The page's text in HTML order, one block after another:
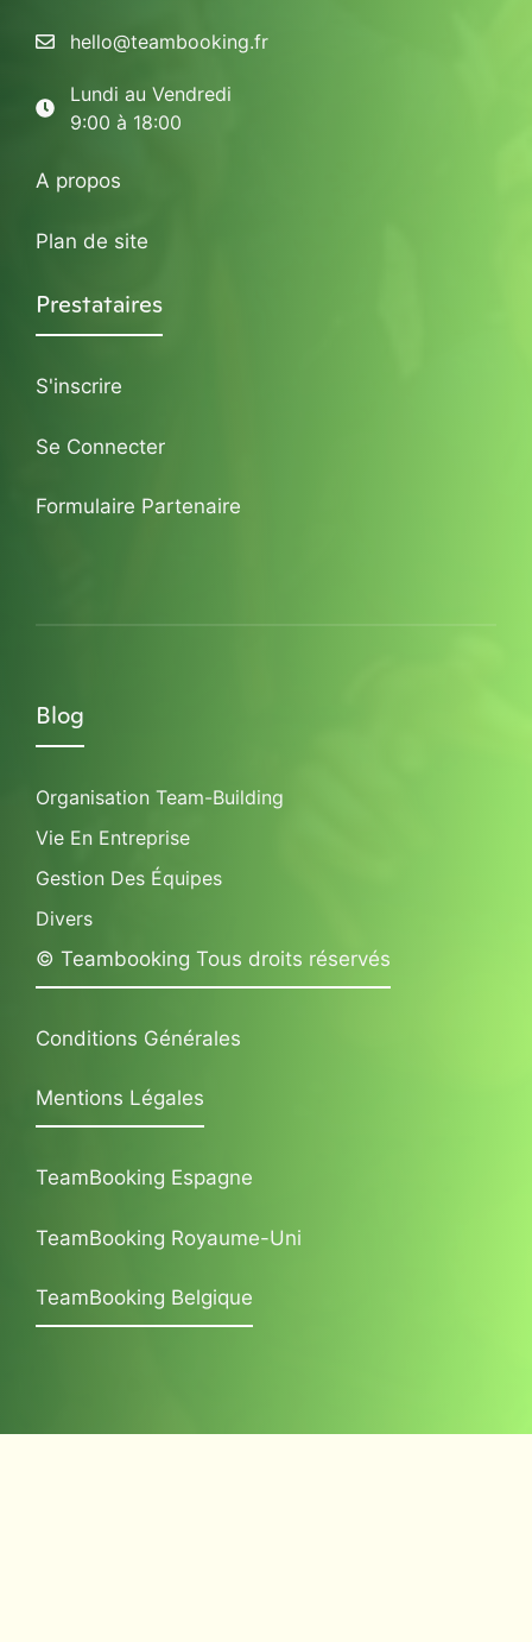
hello@teambooking.fr
Lundi au Vendredi
9:00 à 18:00
A propos
Plan de site
Prestataires
S'inscrire
Se Connecter
Formulaire Partenaire
Blog
Organisation Team-Building
Vie En Entreprise
Gestion Des Équipes
Divers
© Teambooking Tous droits réservés
Conditions Générales
Mentions Légales
TeamBooking Espagne
TeamBooking Royaume-Uni
TeamBooking Belgique